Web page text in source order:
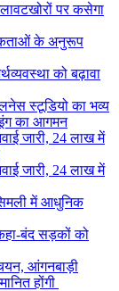
पर कसेगा
के अनुरूप
को बढ़ावा
स्टूडियो का भव्य
का आगमन
जारी, 24 लाख में
जारी, 24 लाख में
में आधुनिक
बंद सड़कों को
आंगनबाड़ी
होंगी